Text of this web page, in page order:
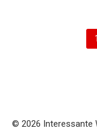
© 2026 Interessante